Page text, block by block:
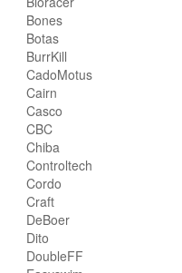
Bones
Botas
BurrKill
CadoMotus
Cairn
Casco
CBC
Chiba
Controltech
Cordo
Craft
DeBoer
Dito
DoubleFF